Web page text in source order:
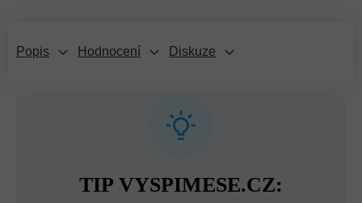
Popis Hodnocení Diskuze
TIP VYSPIMESE.CZ: